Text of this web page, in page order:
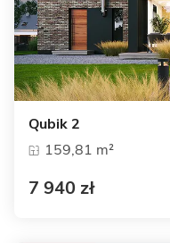
Qubik 2
159,81 m²
7 940 zł